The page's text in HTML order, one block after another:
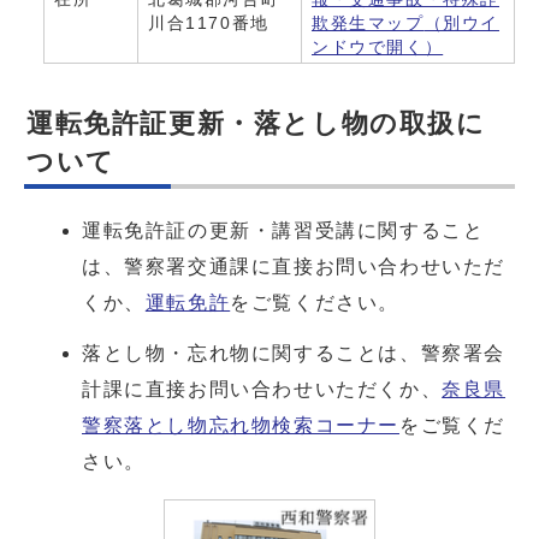
川合1170番地
欺発生マップ （別ウイ
ンドウで開く）
運転免許証更新・落とし物の取扱に
ついて
運転免許証の更新・講習受講に関すること
は、警察署交通課に直接お問い合わせいただ
くか、 運転免許をご覧ください。
落とし物・忘れ物に関することは、警察署会
計課に直接お問い合わせいただくか、奈良県
警察落とし物忘れ物検索コーナー をご覧くだ
さい。